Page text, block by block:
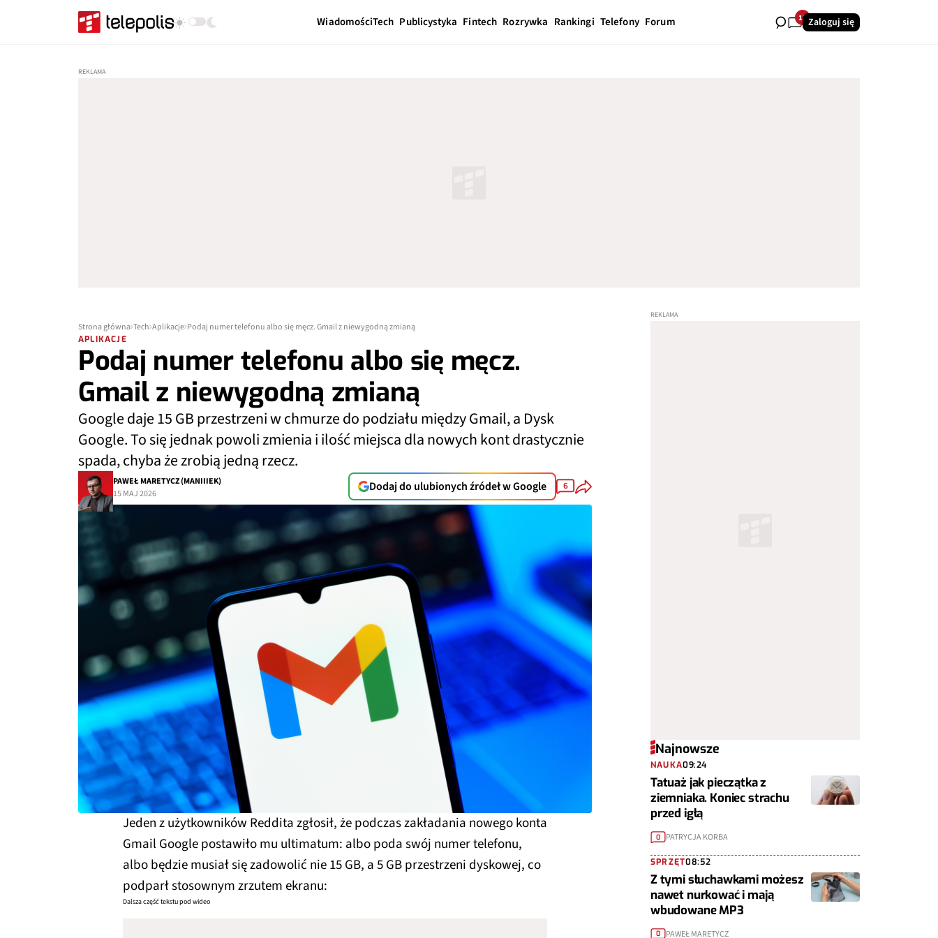
WiadomościTech Publicystyka Fintech Rozrywka Rankingi Telefony Forum 13Zaloguj się
Strona główna Tech Aplikacje Podaj numer telefonu albo się męcz. Gmail z niewygodną zmianą
APLIKACJE
Podaj numer telefonu albo się męcz.
Gmail z niewygodną zmianą
Google daje 15 GB przestrzeni w chmurze do podziału między Gmail, a Dysk
Google. To się jednak powoli zmienia i ilość miejsca dla nowych kont drastycznie
spada, chyba że zrobią jedną rzecz.
PAWEŁ MARETYCZ (MANIIIEK)
15 MAJ 2026
Dodaj do ulubionych źródeł w Google 6
Jeden z użytkowników Reddita zgłosił, że podczas zakładania nowego konta
Gmail Google postawiło mu ultimatum: albo poda swój numer telefonu,
albo będzie musiał się zadowolić nie 15 GB, a 5 GB przestrzeni dyskowej, co
podparł stosownym zrzutem ekranu:
Dalsza część tekstu pod wideo
Najnowsze
NAUKA09:24
Tatuaż jak pieczątka z
ziemniaka. Koniec strachu
przed igłą
0 PATRYCJA KORBA
SPRZĘT08:52
Z tymi słuchawkami możesz
nawet nurkować i mają
wbudowane MP3
0 PAWEŁ MARETYCZ